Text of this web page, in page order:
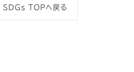
SDGs TOPへ戻る